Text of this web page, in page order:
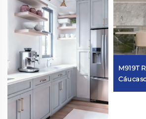
M919T